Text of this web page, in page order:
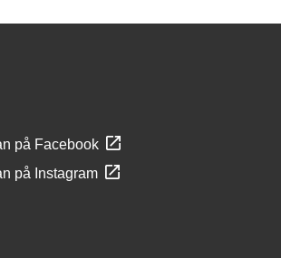
på Facebook
på Instagram